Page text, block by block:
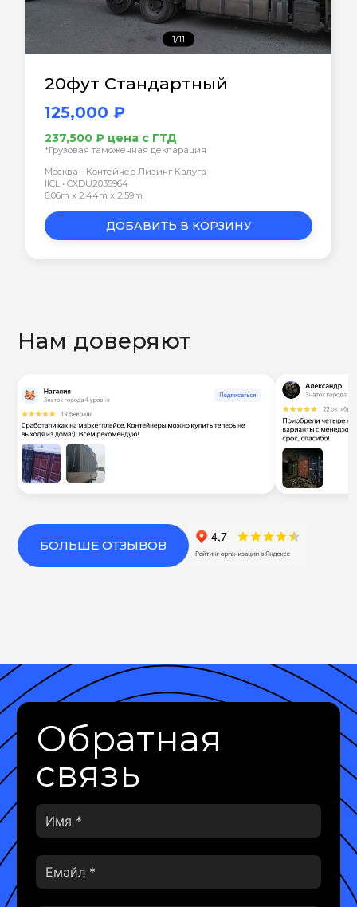
1/11
20фут Стандартный
125,000 ₽
237,500 ₽ цена с ГТД
*Грузовая таможенная декларация
Москва - Контейнер Лизинг Калуга
IICL • CXDU2035964
6.06m x 2.44m x 2.59m
ДОБАВИТЬ В КОРЗИНУ
Нам доверяют
БОЛЬШЕ ОТЗЫВОВ
Обратная
связь